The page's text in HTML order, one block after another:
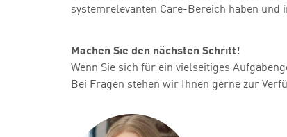
systemrelevanten Care-Bereich haben
Machen Sie den nächsten Schritt!
Wenn Sie sich für ein vielseitiges
Bei Fragen stehen wir Ihnen gerne zur